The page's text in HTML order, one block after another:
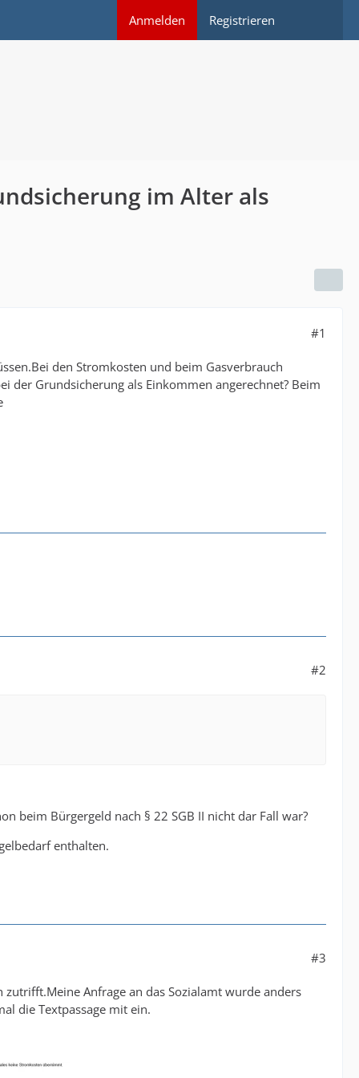
Anmelden Registrieren
im Alter als
#1
den Stromkosten und beim Gasverbrauch
der Grundsicherung als Einkommen angerechnet? Beim
#2
beim Bürgergeld nach § 22 SGB II nicht dar Fall war?
enthalten.
#3
Anfrage an das Sozialamt wurde anders
die Textpassage mit ein.